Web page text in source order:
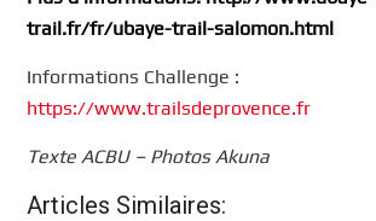
trail.fr/fr/ubaye-trail-salomon.html
Informations Challenge :
https://www.trailsdeprovence.fr
Texte ACBU – Photos Akuna
Articles Similaires: